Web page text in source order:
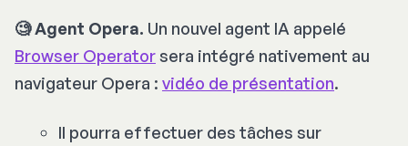
🧐 Agent Opera. Un nouvel agent IA appelé
Browser Operatorsera intégré nativement au
navigateur Opera : vidéo de présentation.
Il pourra effectuer des tâches sur